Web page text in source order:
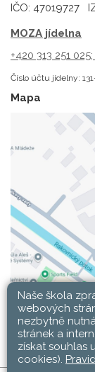
IČO: 47019727
MOZA jídelna
+420 313 251 025;
Číslo účtu jídelny:
Mapa
Naše škola
webových
nezbytně
stránek a
získat souhlas
cookies).